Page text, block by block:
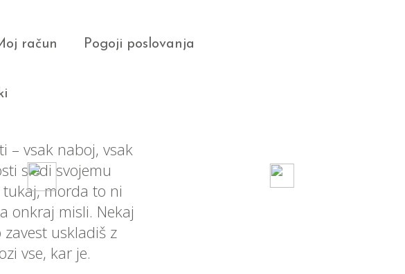
račun Pogoji poslovanja
– vsak naboj, vsak
sledi svojemu
morda to ni
onkraj misli. Nekaj
uskladiš z
vse, kar je.